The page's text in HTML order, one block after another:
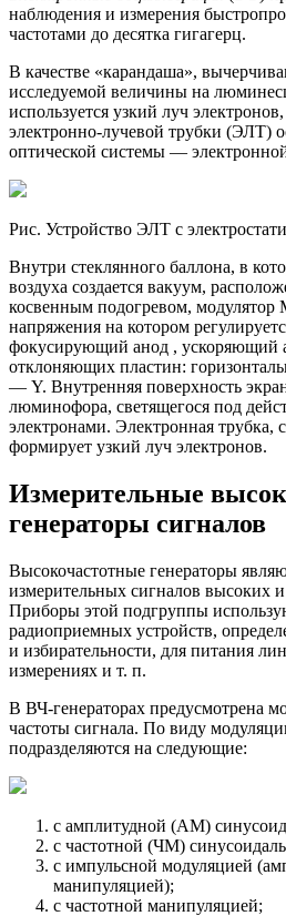
наблюдения и измерения
частотами до десятка гигагерц.
В качестве «карандаша»,
исследуемой величины на
используется узкий луч
электронно-лучевой трубки (ЭЛТ)
оптической системы —
Рис. Устройство ЭЛТ с
Внутри стеклянного баллона, в
воздуха создается вакуум,
косвенным подогревом,
напряжения на котором
фокусирующий анод , ускоряющий
отклоняющих пластин:
— Y. Внутренняя поверхность
люминофора, светящегося под
электронами. Электронная трубка,
формирует узкий луч электронов.
Измерительные
генераторы сигналов
Высокочастотные генераторы
измерительных сигналов высоких
Приборы этой подгруппы
радиоприемных устройств,
и избирательности, для питания
измерениях и т. п.
В ВЧ-генераторах предусмотрена
частоты сигнала. По виду
подразделяются на следующие:
с амплитудной (AM)
с частотной (ЧМ)
с импульсной модуляцией
манипуляцией);
с частотной манипуляцией;